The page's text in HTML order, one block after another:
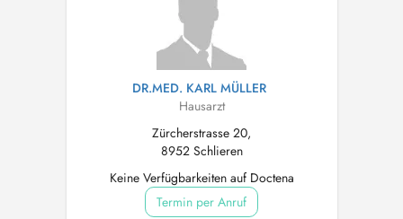
DR.MED. KARL MÜLLER
Hausarzt
Zürcherstrasse 20,
8952 Schlieren
Keine Verfügbarkeiten auf Doctena
Termin per Anruf